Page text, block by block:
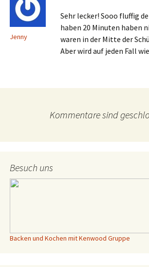
Jenny
Sehr lecker! Sooo fluffig
haben 20 Minuten haben
waren in der Mitte der
Aber wird auf jeden Fall
Kommentare sind
Besuch uns
Backen und Kochen mit Kenwood Gruppe